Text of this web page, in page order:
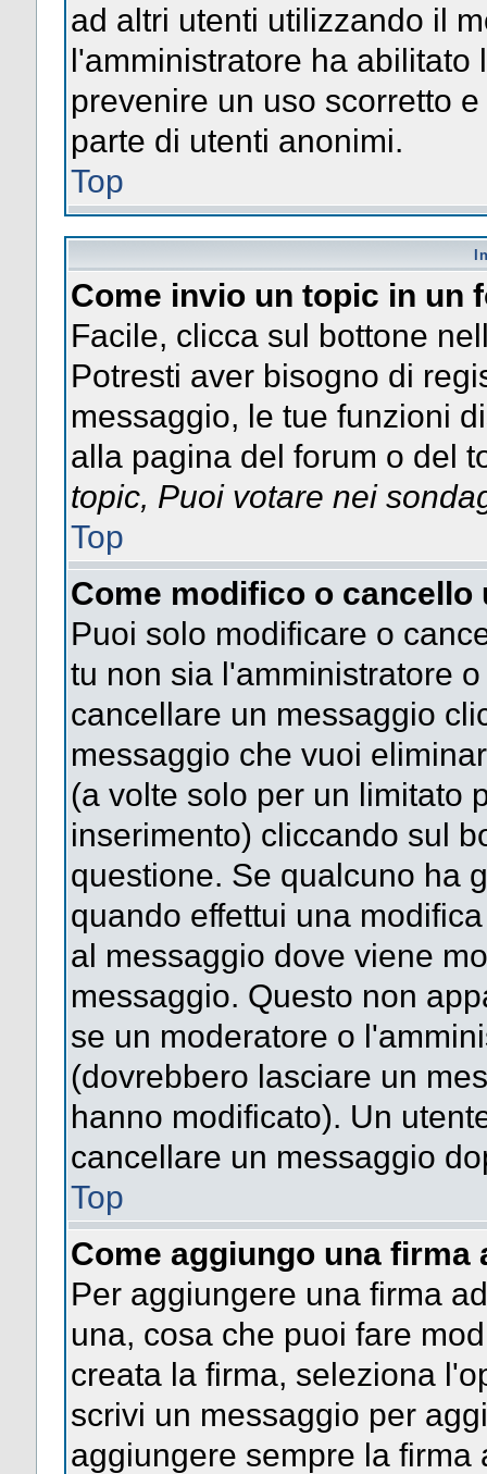
ad altri utenti utilizzando il
l'amministratore ha abilitato
prevenire un uso scorretto
parte di utenti anonimi.
Top
Come invio un topic in un
Facile, clicca sul bottone
Potresti aver bisogno di
messaggio, le tue funzioni
alla pagina del forum o del
topic, Puoi votare nei
Top
Come modifico o cancello
Puoi solo modificare o
tu non sia l'amministratore
cancellare un messaggio
messaggio che vuoi
(a volte solo per un limitato
inserimento) cliccando sul
questione. Se qualcuno ha
quando effettui una
al messaggio dove viene
messaggio. Questo non
se un moderatore o
(dovrebbero lasciare un
hanno modificato). Un
cancellare un messaggio
Top
Come aggiungo una firma
Per aggiungere una firma
una, cosa che puoi fare
creata la firma, seleziona
scrivi un messaggio per
aggiungere sempre la